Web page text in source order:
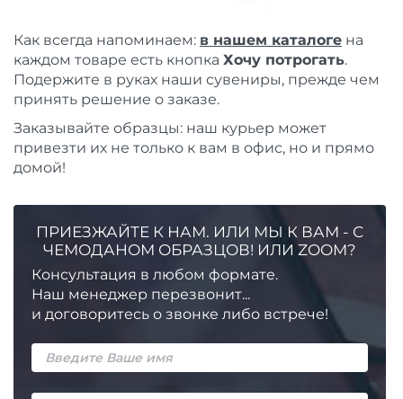
Как всегда напоминаем: в нашем каталоге на
каждом товаре есть кнопка Хочу потрогать.
Подержите в руках наши сувениры, прежде чем
принять решение о заказе.
Заказывайте образцы: наш курьер может
привезти их не только к вам в офис, но и прямо
домой!
ПРИЕЗЖАЙТЕ К НАМ. ИЛИ МЫ К ВАМ - С
ЧЕМОДАНОМ ОБРАЗЦОВ! ИЛИ ZOOM?
Консультация в любом формате.
Наш менеджер перезвонит...
и договоритесь о звонке либо встрече!